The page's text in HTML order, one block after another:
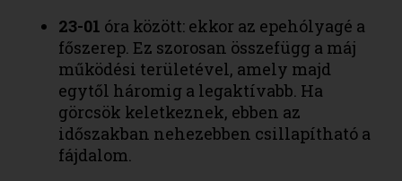
23-01 óra között: ekkor az epehólyagé a
főszerep. Ez szorosan összefügg a máj
működési területével, amely majd
egytől háromig a legaktívabb. Ha
görcsök keletkeznek, ebben az
időszakban nehezebben csillapítható a
fájdalom.